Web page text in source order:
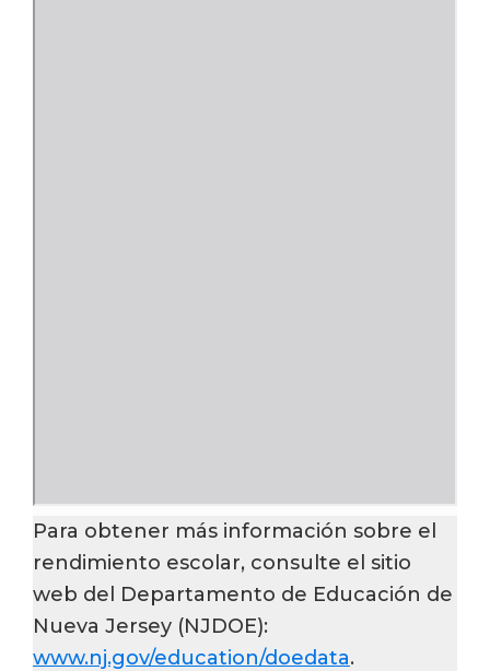
Para obtener más información sobre el
rendimiento escolar, consulte el sitio
web del Departamento de Educación de
Nueva Jersey (NJDOE):
www.nj.gov/education/doedata.